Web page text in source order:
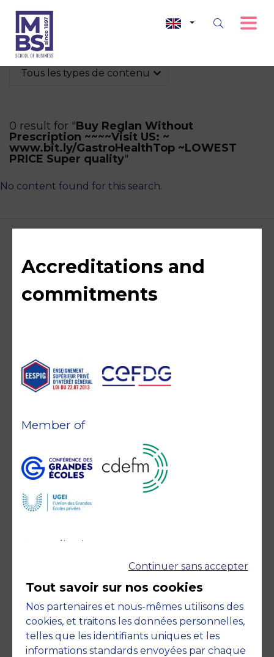
Tous les types de contenu
0 result for "Buy Reglan Without
Prescription ~~~~Visit US: ~
www.bit.ly/GastroHealthTop ~LOWEST
PRICE Super quality"
No content found for this search.
Accreditations and
commitments
Accreditations
Member of
Engagements
Continuer sans accepter
Tout savoir sur nos cookies
Nos partenaires et nous-mêmes utilisons des
cookies, et traitons les données personnelles,
telles que les identifiants uniques et les
informations standards envoyées par chaque